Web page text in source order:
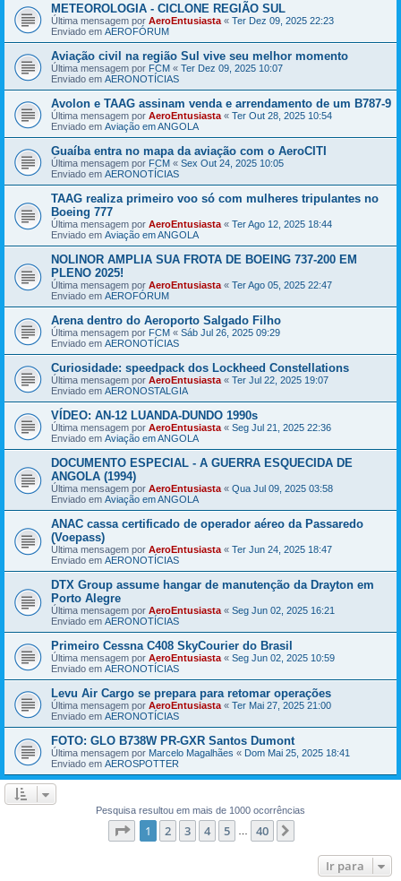
METEOROLOGIA - CICLONE REGIÃO SUL
Última mensagem por AeroEntusiasta « Ter Dez 09, 2025 22:23
Enviado em AEROFÓRUM
Aviação civil na região Sul vive seu melhor momento
Última mensagem por FCM « Ter Dez 09, 2025 10:07
Enviado em AERONOTÍCIAS
Avolon e TAAG assinam venda e arrendamento de um B787-9
Última mensagem por AeroEntusiasta « Ter Out 28, 2025 10:54
Enviado em Aviação em ANGOLA
Guaíba entra no mapa da aviação com o AeroCITI
Última mensagem por FCM « Sex Out 24, 2025 10:05
Enviado em AERONOTÍCIAS
TAAG realiza primeiro voo só com mulheres tripulantes no
Boeing 777
Última mensagem por AeroEntusiasta « Ter Ago 12, 2025 18:44
Enviado em Aviação em ANGOLA
NOLINOR AMPLIA SUA FROTA DE BOEING 737-200 EM
PLENO 2025!
Última mensagem por AeroEntusiasta « Ter Ago 05, 2025 22:47
Enviado em AEROFÓRUM
Arena dentro do Aeroporto Salgado Filho
Última mensagem por FCM « Sáb Jul 26, 2025 09:29
Enviado em AERONOTÍCIAS
Curiosidade: speedpack dos Lockheed Constellations
Última mensagem por AeroEntusiasta « Ter Jul 22, 2025 19:07
Enviado em AERONOSTALGIA
VÍDEO: AN-12 LUANDA-DUNDO 1990s
Última mensagem por AeroEntusiasta « Seg Jul 21, 2025 22:36
Enviado em Aviação em ANGOLA
DOCUMENTO ESPECIAL - A GUERRA ESQUECIDA DE
ANGOLA (1994)
Última mensagem por AeroEntusiasta « Qua Jul 09, 2025 03:58
Enviado em Aviação em ANGOLA
ANAC cassa certificado de operador aéreo da Passaredo
(Voepass)
Última mensagem por AeroEntusiasta « Ter Jun 24, 2025 18:47
Enviado em AERONOTÍCIAS
DTX Group assume hangar de manutenção da Drayton em
Porto Alegre
Última mensagem por AeroEntusiasta « Seg Jun 02, 2025 16:21
Enviado em AERONOTÍCIAS
Primeiro Cessna C408 SkyCourier do Brasil
Última mensagem por AeroEntusiasta « Seg Jun 02, 2025 10:59
Enviado em AERONOTÍCIAS
Levu Air Cargo se prepara para retomar operações
Última mensagem por AeroEntusiasta « Ter Mai 27, 2025 21:00
Enviado em AERONOTÍCIAS
FOTO: GLO B738W PR-GXR Santos Dumont
Última mensagem por Marcelo Magalhães « Dom Mai 25, 2025 18:41
Enviado em AEROSPOTTER
Pesquisa resultou em mais de 1000 ocorrências
Página de 40
1 2 3 4 5 40
Ir para